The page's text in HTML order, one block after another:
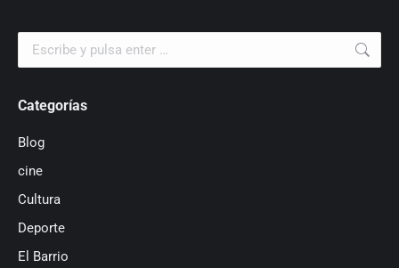
Buscar:
Categorías
Blog
cine
Cultura
Deporte
El Barrio